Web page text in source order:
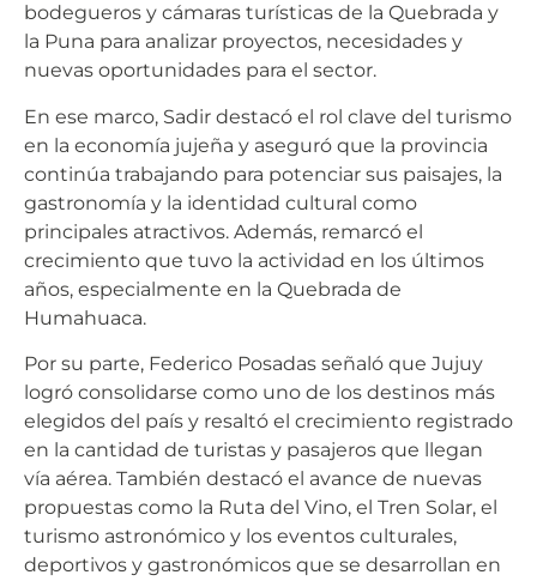
bodegueros y cámaras turísticas de la Quebrada y
la Puna para analizar proyectos, necesidades y
nuevas oportunidades para el sector.
En ese marco, Sadir destacó el rol clave del turismo
en la economía jujeña y aseguró que la provincia
continúa trabajando para potenciar sus paisajes, la
gastronomía y la identidad cultural como
principales atractivos. Además, remarcó el
crecimiento que tuvo la actividad en los últimos
años, especialmente en la Quebrada de
Humahuaca.
Por su parte, Federico Posadas señaló que Jujuy
logró consolidarse como uno de los destinos más
elegidos del país y resaltó el crecimiento registrado
en la cantidad de turistas y pasajeros que llegan
vía aérea. También destacó el avance de nuevas
propuestas como la Ruta del Vino, el Tren Solar, el
turismo astronómico y los eventos culturales,
deportivos y gastronómicos que se desarrollan en